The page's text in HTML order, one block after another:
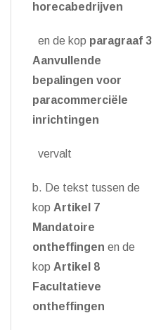
horecabedrijven
en de kop paragraaf 3
Aanvullende
bepalingen voor
paracommerciële
inrichtingen
vervalt
b. De tekst tussen de
kop Artikel 7
Mandatoire
ontheffingen en de
kop Artikel 8
Facultatieve
ontheffingen